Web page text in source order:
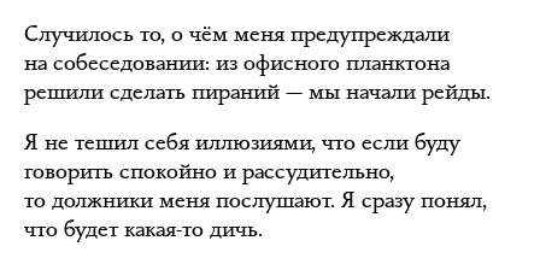
Случилось то, о чём меня предупреждали
на собеседовании: из офисного планктона
решили сделать пираний — мы начали рейды.
Я не тешил себя иллюзиями, что если буду
говорить спокойно и рассудительно,
то должники меня послушают. Я сразу понял,
что будет какая-то дичь.